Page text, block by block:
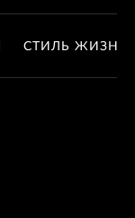
СТИЛЬ ЖИЗНИ